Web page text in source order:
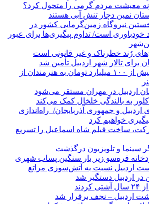
معیشت مردم گرمی را متحول کرد؟
نیروگاه زمین‌گرمایی کشور در
است/ تداوم پیگیری‌ها برای عبور
رُند خطرناک و غیر قانونی است
پرداخت ماهانه بیش از ۱۰۰ میلیارد تومان به هنرمندان از
به بالندگی خلخال کمک می‌کند
و جمهوری آذربایجان/ راه‌اندازی
پیگیری خواهیم کرد
ساخت فیلم شاه‌ اسماعیل را تسریع
سینما و تلویزیون درگذشت
قره‌سو زیر بار سنگین پساب شهری
اردبیل نسبت به آتش‌سوزی مراتع
در اردبیل دستگیر شد
اردبیل – نجف برقرار شد